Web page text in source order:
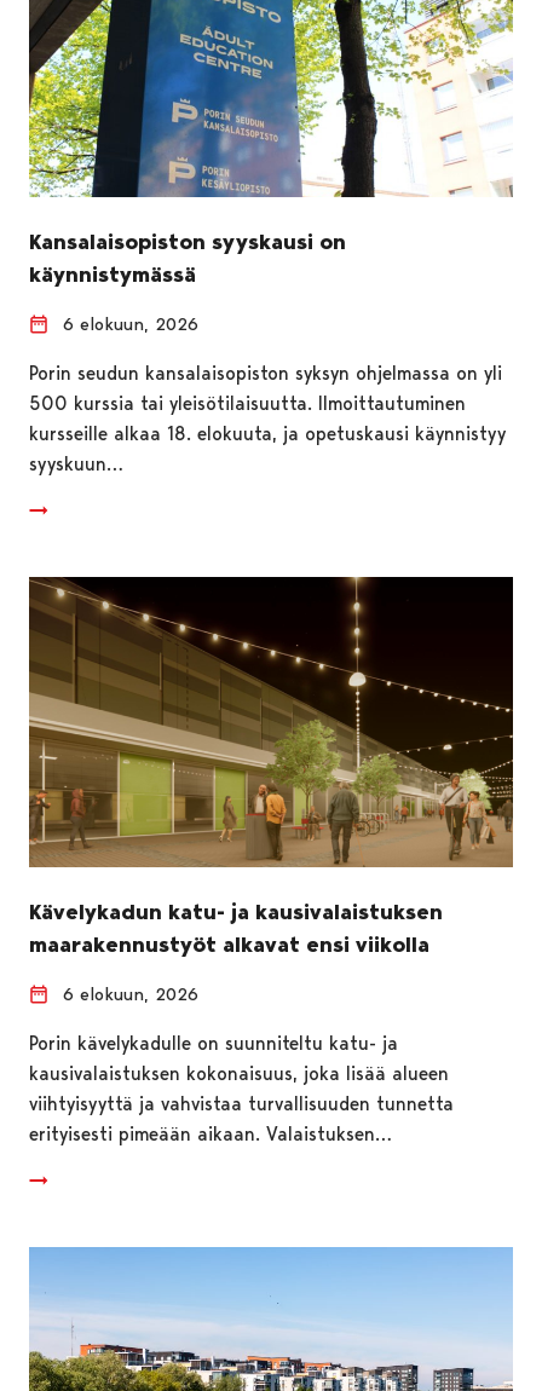
Kansalaisopiston syyskausi on
käynnistymässä
6 elokuun, 2026
Porin seudun kansalaisopiston syksyn ohjelmassa on yli
500 kurssia tai yleisötilaisuutta. Ilmoittautuminen
kursseille alkaa 18. elokuuta, ja opetuskausi käynnistyy
syyskuun…
Kävelykadun katu- ja kausivalaistuksen
maarakennustyöt alkavat ensi viikolla
6 elokuun, 2026
Porin kävelykadulle on suunniteltu katu- ja
kausivalaistuksen kokonaisuus, joka lisää alueen
viihtyisyyttä ja vahvistaa turvallisuuden tunnetta
erityisesti pimeään aikaan. Valaistuksen…